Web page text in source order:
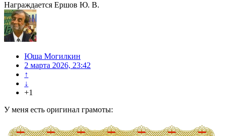
Награждается Ершов Ю. В.
Юша Могилкин
2 марта 2026, 23:42
↑
↓
+1
У меня есть оригинал грамоты: